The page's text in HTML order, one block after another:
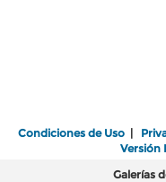
Condiciones de Uso |
Versión
Galerías